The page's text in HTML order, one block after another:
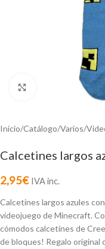
Click to enlarge
Inicio/Catálogo/Varios/
Calcetines largos
2,95€ IVA inc.
Calcetines largos azules
videojuego de Minecraft.
cómodos calcetines de
de bloques! Regalo